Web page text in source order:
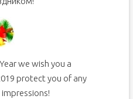
we wish you a
protect you of any